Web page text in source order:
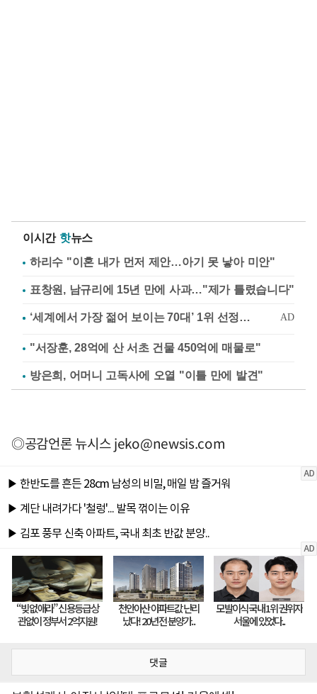
이시간 핫뉴스
하리수 "이혼 내가 먼저 제안…아기 못 낳아 미안"
표창원, 남규리에 15년 만에 사과…"제가 틀렸습니다"
"서장훈, 28억에 산 서초 건물 450억에 매물로"
방은희, 어머니 고독사에 오열 "이틀 만에 발견"
◎공감언론 뉴시스jeko@newsis.com
댓글